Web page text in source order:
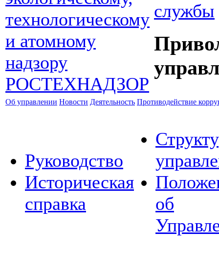
службы
Об управлении Новости Деятельность Противодействие
Руководство
Историческая
справка
об